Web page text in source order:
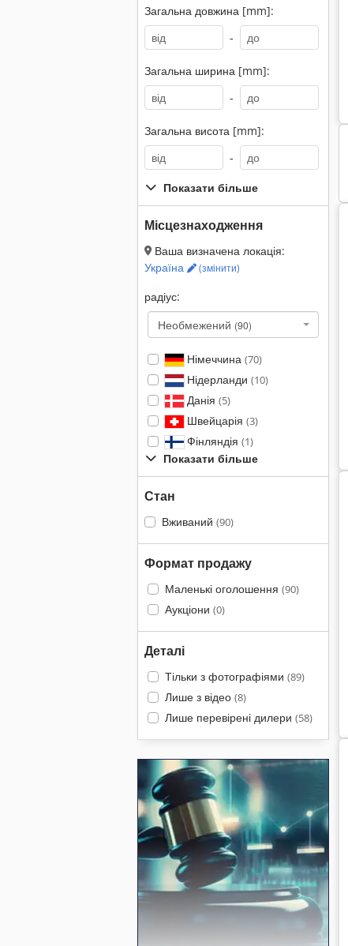
Загальна довжина [mm]:
-
Загальна ширина [mm]:
-
Загальна висота [mm]:
-
Показати більше
Місцезнаходження
Ваша визначена локація:
Україна
(змінити)
радіус:
Необмежений (90)
Німеччина (70)
Нідерланди (10)
Данія (5)
Швейцарія (3)
Фінляндія (1)
Показати більше
Стан
Вживаний (90)
Формат продажу
Маленькі оголошення (90)
Аукціони (0)
Деталі
Тільки з фотографіями (89)
Лише з відео (8)
Лише перевірені дилери (58)
Weiler Weiler Praktikus